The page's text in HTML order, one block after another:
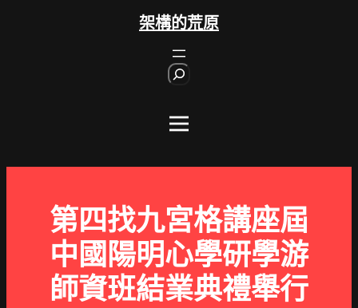
架構的荒原
第四找九宮格講座屆
中國陽明心學研學游
師資班結業典禮舉行